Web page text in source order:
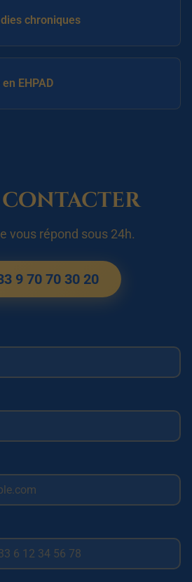
chroniques
EHPAD
contacter
vous répond sous 24h.
9 70 70 30 20